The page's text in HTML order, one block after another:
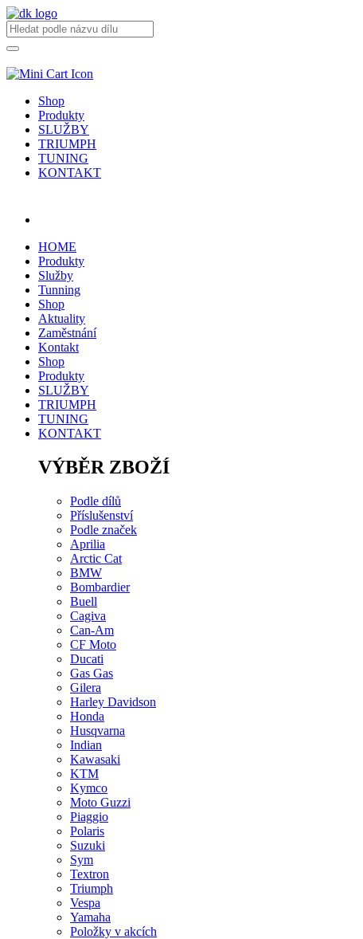
Shop
Produkty
SLUŽBY
TRIUMPH
TUNING
KONTAKT
HOME
Produkty
Služby
Tunning
Shop
Aktuality
Zaměstnání
Kontakt
Shop
Produkty
SLUŽBY
TRIUMPH
TUNING
KONTAKT
VÝBĚR ZBOŽÍ
Podle dílů
Příslušenství
Podle značek
Aprilia
Arctic Cat
BMW
Bombardier
Buell
Cagiva
Can-Am
CF Moto
Ducati
Gas Gas
Gilera
Harley Davidson
Honda
Husqvarna
Indian
Kawasaki
KTM
Kymco
Moto Guzzi
Piaggio
Polaris
Suzuki
Sym
Textron
Triumph
Vespa
Yamaha
Položky v akcích